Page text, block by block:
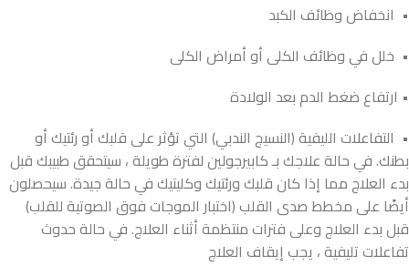
• انخفاض وظائف الكبد
• خلل في وظائف الكلى أو أمراض الكلى
• ارتفاع ضغط الدم بعد الولادة
• التفاعلات الليفية (النسيج الندبي) التي تؤثر على قلبك أو رئتيك أو
بطنك. في حالة علاجك بـ كابيرجولين لفترة طويلة ، سيتحقق طبيبك قبل
بدء العلاج مما إذا كان قلبك ورئتيك وكليتيك في حالة جيدة. سيحصلون
أيضًا على مخطط صدى القلب (اختبار الموجات فوق الصوتية للقلب)
قبل بدء العلاج وعلى فترات منتظمة أثناء العلاج. في حالة حدوث
تفاعلات تليفية ، يجب إيقاف العلاج